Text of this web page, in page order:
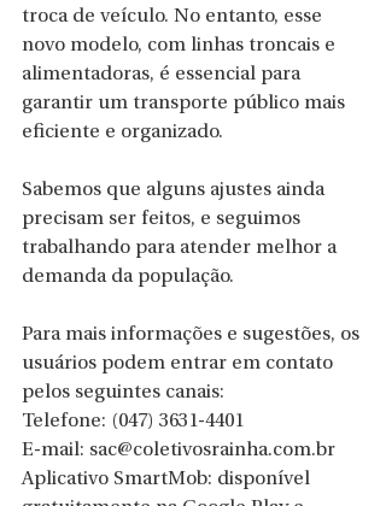
troca de veículo. No entanto, esse
novo modelo, com linhas troncais e
alimentadoras, é essencial para
garantir um transporte público mais
eficiente e organizado.
Sabemos que alguns ajustes ainda
precisam ser feitos, e seguimos
trabalhando para atender melhor a
demanda da população.
Para mais informações e sugestões, os
usuários podem entrar em contato
pelos seguintes canais:
Telefone: (047) 3631-4401
E-mail: sac@coletivosrainha.com.br
Aplicativo SmartMob: disponível